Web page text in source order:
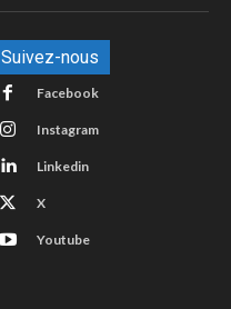
Suivez-nous
Facebook
Instagram
Linkedin
X
Youtube